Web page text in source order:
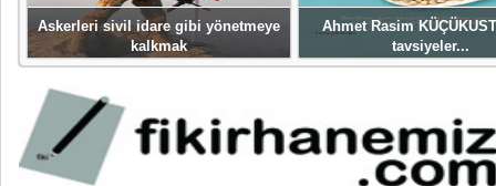
Askerleri sivil idare gibi yönetmeye
kalkmak
Ahmet Rasim
tavsiyeler...